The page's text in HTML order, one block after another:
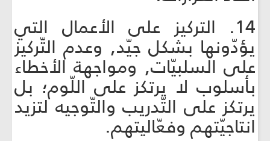
14. التركيز على الأعمال التي
يؤدّونها بشكل جيّد, وعدم التّركيز
على السلبيّات, ومواجهة الأخطاء
بأسلوب لا يرتكز على اللّوم؛ بل
يرتكز على التّدريب والتّوجيه لتزيد
انتاجيّتهم وفعّاليتهم.